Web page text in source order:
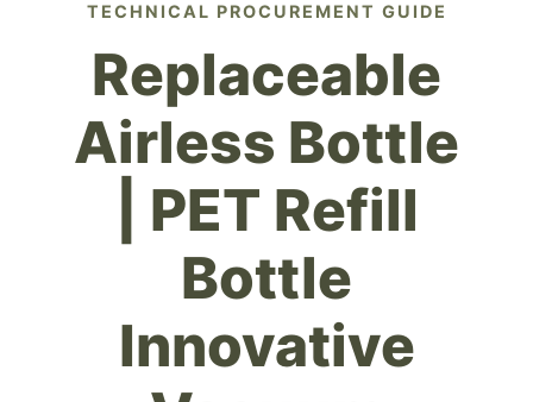
TECHNICAL PROCUREMENT GUIDE
Replaceable
Airless Bottle
| PET Refill
Bottle
Innovative